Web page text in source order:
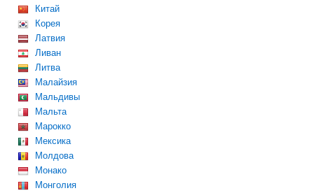
Китай
Корея
Латвия
Ливан
Литва
Малайзия
Мальдивы
Мальта
Марокко
Мексика
Молдова
Монако
Монголия